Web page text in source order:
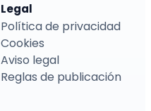
Legal
Política de privacidad
Cookies
Aviso legal
Reglas de publicación